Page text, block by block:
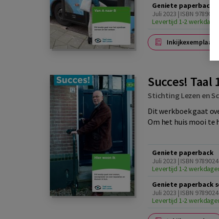
Geniete paperback
Juli 2023 | ISBN
Levertijd 1-2 werkdagen
Inkijkexemplaar
Succes! Taal
Stichting Lezen en
Dit werkboek gaat
Om het huis mooi te
Geniete paperback
Juli 2023 | ISBN
Levertijd 1-2
Geniete paperback
Juli 2023 | ISBN
Levertijd 1-2